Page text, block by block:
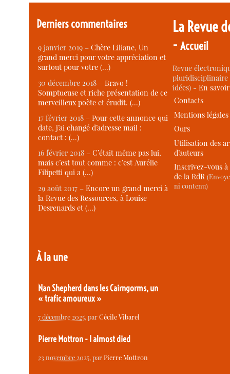
Derniers commentaires
9 janvier 2019 –Chère Liliane, Un
grand merci pour votre appréciation et
surtout pour votre (…)
30 décembre 2018 –Bravo !
Somptueuse et riche présentation de ce
merveilleux poète et érudit. (…)
17 février 2018 –Pour cette annonce qui
date, j’ai changé d’adresse mail :
contact : (…)
16 février 2018 –C’était même pas lui,
mais c’est tout comme : c’est Aurélie
Filipetti qui a (…)
29 août 2017 –Encore un grand merci à
la Revue des Ressources, à Louise
Desrenards et (…)
À la une
Nan Shepherd dans les Cairngorms, un
« trafic amoureux »
7 décembre 2025, parCécile Vibarel
Pierre Mottron - I almost died
23 novembre 2025, parPierre Mottron
La Revue
-Accueil
Revue
idées) -En
Contacts
Mentions légales
Ours
Utilisation des
d’auteurs
Inscrivez-vous
de la RdR
ni contenu)